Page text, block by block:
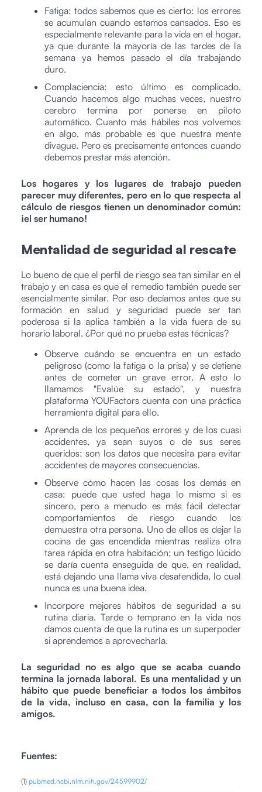
Fatiga: todos sabemos que es cierto: los errores
se acumulan cuando estamos cansados. Eso es
especialmente relevante para la vida en el hogar,
ya que durante la mayoría de las tardes de la
semana ya hemos pasado el día trabajando
duro.
Complaciencia: esto último es complicado.
Cuando hacemos algo muchas veces, nuestro
cerebro termina por ponerse en piloto
automático. Cuanto más hábiles nos volvemos
en algo, más probable es que nuestra mente
divague. Pero es precisamente entonces cuando
debemos prestar más atención.
Los hogares y los lugares de trabajo pueden
parecer muy diferentes, pero en lo que respecta al
cálculo de riesgos tienen un denominador común:
¡el ser humano!
Mentalidad de seguridad al rescate
Lo bueno de que el perfil de riesgo sea tan similar en el
trabajo y en casa es que el remedio también puede ser
esencialmente similar. Por eso decíamos antes que su
formación en salud y seguridad puede ser tan
poderosa si la aplica también a la vida fuera de su
horario laboral. ¿Por qué no prueba estas técnicas?
Observe cuándo se encuentra en un estado
peligroso (como la fatiga o la prisa) y se detiene
antes de cometer un grave error. A esto lo
llamamos "Evalúe su estado", y nuestra
plataforma YOUFactors cuenta con una práctica
herramienta digital para ello.
Aprenda de los pequeños errores y de los cuasi
accidentes, ya sean suyos o de sus seres
queridos: son los datos que necesita para evitar
accidentes de mayores consecuencias.
Observe cómo hacen las cosas los demás en
casa: puede que usted haga lo mismo si es
sincero, pero a menudo es más fácil detectar
comportamientos de riesgo cuando los
demuestra otra persona. Uno de ellos es dejar la
cocina de gas encendida mientras realiza otra
tarea rápida en otra habitación; un testigo lúcido
se daría cuenta enseguida de que, en realidad,
está dejando una llama viva desatendida, lo cual
nunca es una buena idea.
Incorpore mejores hábitos de seguridad a su
rutina diaria. Tarde o temprano en la vida nos
damos cuenta de que la rutina es un superpoder
si aprendemos a aprovecharla.
La seguridad no es algo que se acaba cuando
termina la jornada laboral. Es una mentalidad y un
hábito que puede beneficiar a todos los ámbitos
de la vida, incluso en casa, con la familia y los
amigos.
Fuentes:
(1) pubmed.ncbi.nlm.nih.gov/24599902/